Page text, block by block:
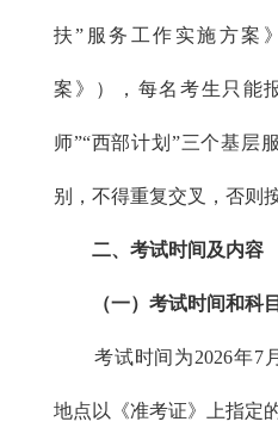
扶”服务工作实施方案
案》），每名考生只能
师”“西部计划”三个基层
别，不得重复交叉，否则
二、考试时间及内容
（一）考试时间和科目
考试时间为2026年7月
地点以《准考证》上指定